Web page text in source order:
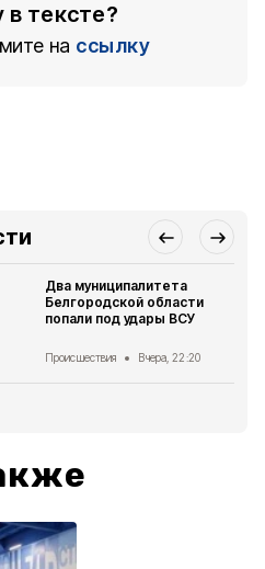
тексте?
на ссылку
Два муниципалитета
Белгородской области
попали под удары ВСУ
Происшествия Вчера, 22:20